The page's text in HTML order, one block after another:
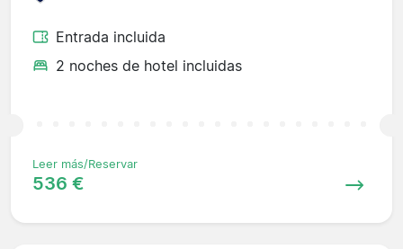
Entrada incluida
2 noches de hotel incluidas
Leer más/Reservar
536 €